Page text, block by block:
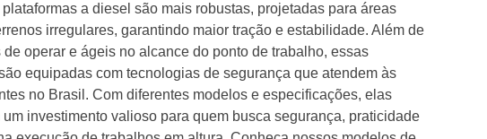
a diesel são mais robustas, projetadas para áreas
irregulares, garantindo maior tração e estabilidade. Além de
de operar e ágeis no alcance do ponto de trabalho, essas
equipadas com tecnologias de segurança que atendem às
no Brasil. Com diferentes modelos e especificações, elas
um investimento valioso para quem busca segurança, praticidade